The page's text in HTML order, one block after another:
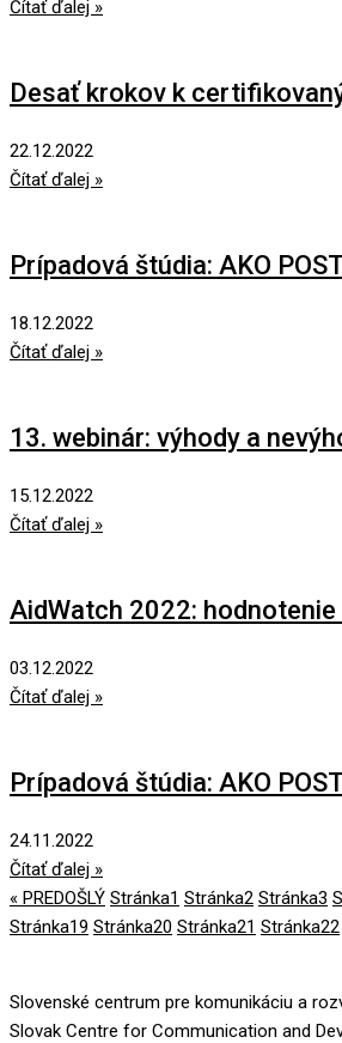
Čítať ďalej »
Desať krokov k
22.12.2022
Čítať ďalej »
Prípadová štúdia: AKO
18.12.2022
Čítať ďalej »
13. webinár: výhody a
15.12.2022
Čítať ďalej »
AidWatch 2022:
03.12.2022
Čítať ďalej »
Prípadová štúdia: AKO
24.11.2022
Čítať ďalej »
« PREDOŠLÝ Stránka1 Stránka2 Stránka3
Stránka19 Stránka20 Stránka21 Stránka22
Slovenské centrum pre komunikáciu a
Slovak Centre for Communication and